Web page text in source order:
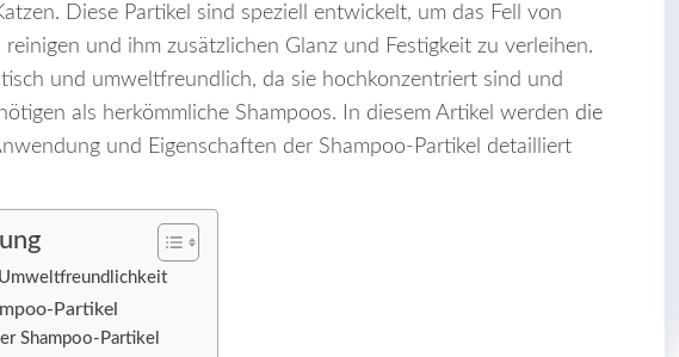
Diese Partikel sind speziell entwickelt, um das Fell von
und ihm zusätzlichen Glanz und Festigkeit zu verleihen.
und umweltfreundlich, da sie hochkonzentriert sind und
als herkömmliche Shampoos. In diesem Artikel werden die
und Eigenschaften der Shampoo-Partikel detailliert
Partikel
Shampoo-Partikel